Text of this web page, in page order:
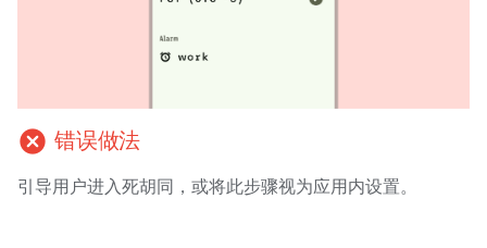
cancel 错误做法
引导用户进入死胡同，或将此步骤视为应用内设置。